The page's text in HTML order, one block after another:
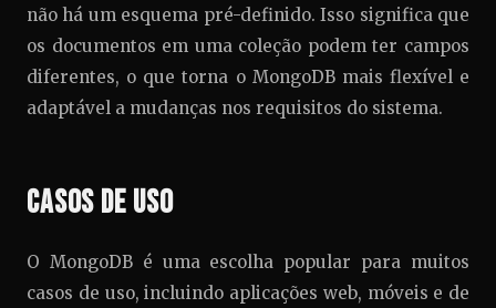
não há um esquema pré-definido. Isso significa que
os documentos em uma coleção podem ter campos
diferentes, o que torna o MongoDB mais flexível e
adaptável a mudanças nos requisitos do sistema.
Casos de Uso
O MongoDB é uma escolha popular para muitos
casos de uso, incluindo aplicações web, móveis e de